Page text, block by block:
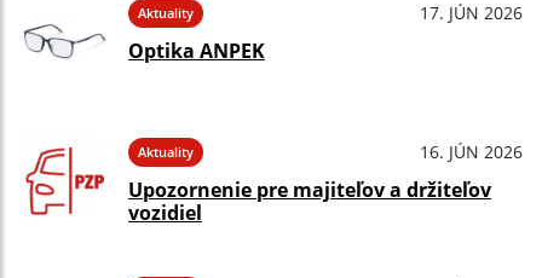
Aktuality 17. JÚN 2026
Optika ANPEK
Aktuality 16. JÚN 2026
Upozornenie pre majiteľov a držiteľov
vozidiel